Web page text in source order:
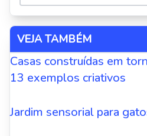
VEJA TAMBÉM
Casas construídas em
13 exemplos criativos
Jardim sensorial para